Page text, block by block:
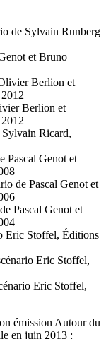
de Sylvain Runberg
et Bruno
Berlion et
Berlion et
Ricard,
Pascal Genot et
de Pascal Genot et
Pascal Genot et
Eric Stoffel, Éditions
Eric Stoffel,
Eric Stoffel,
émission Autour du
en juin 2013 :